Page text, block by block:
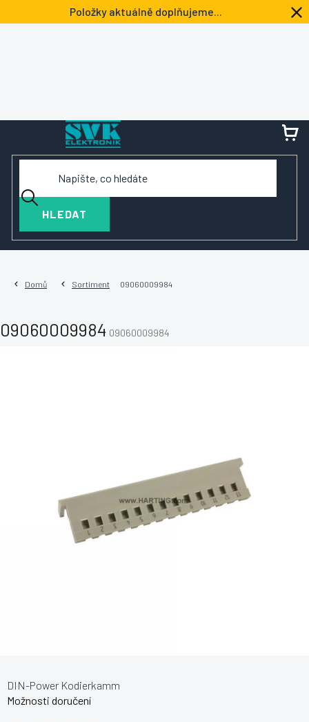
na
Položky aktuálně doplňujeme...
HLEDAT
Domů Sortiment 09060009984
09060009984 09060009984
Možnosti doručení
DIN-Power Kodierkamm